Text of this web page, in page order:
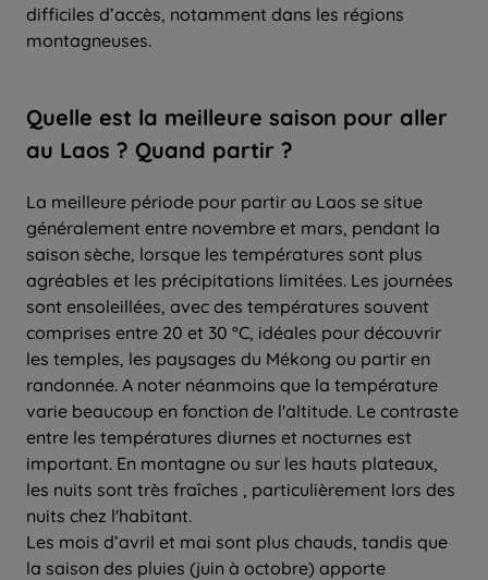
difficiles d’accès, notamment dans les régions
montagneuses.
Quelle est la meilleure saison pour aller
au Laos ? Quand partir ?
La meilleure période pour partir au Laos se situe
généralement entre novembre et mars, pendant la
saison sèche, lorsque les températures sont plus
agréables et les précipitations limitées. Les journées
sont ensoleillées, avec des températures souvent
comprises entre 20 et 30 °C, idéales pour découvrir
les temples, les paysages du Mékong ou partir en
randonnée. A noter néanmoins que la température
varie beaucoup en fonction de l'altitude. Le contraste
entre les températures diurnes et nocturnes est
important. En montagne ou sur les hauts plateaux,
les nuits sont très fraîches , particulièrement lors des
nuits chez l'habitant.
Les mois d’avril et mai sont plus chauds, tandis que
la saison des pluies (juin à octobre) apporte